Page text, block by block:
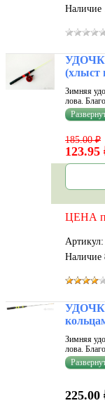
Наличие
УДОЧКА
(хлыст
Зимняя
лова.
рыбалку
хищную
185.00 ₽
123.95
ЦЕНА
Артикул:
Наличие
УДОЧКА
Зимняя
лова.
рыбалку
хищную
225.00